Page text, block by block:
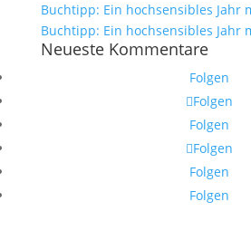
Buchtipp: Ein hochsensibles Jahr
Buchtipp: Ein hochsensibles Jahr
Neueste Kommentare
Folgen
Folgen
Folgen
Folgen
Folgen
Folgen